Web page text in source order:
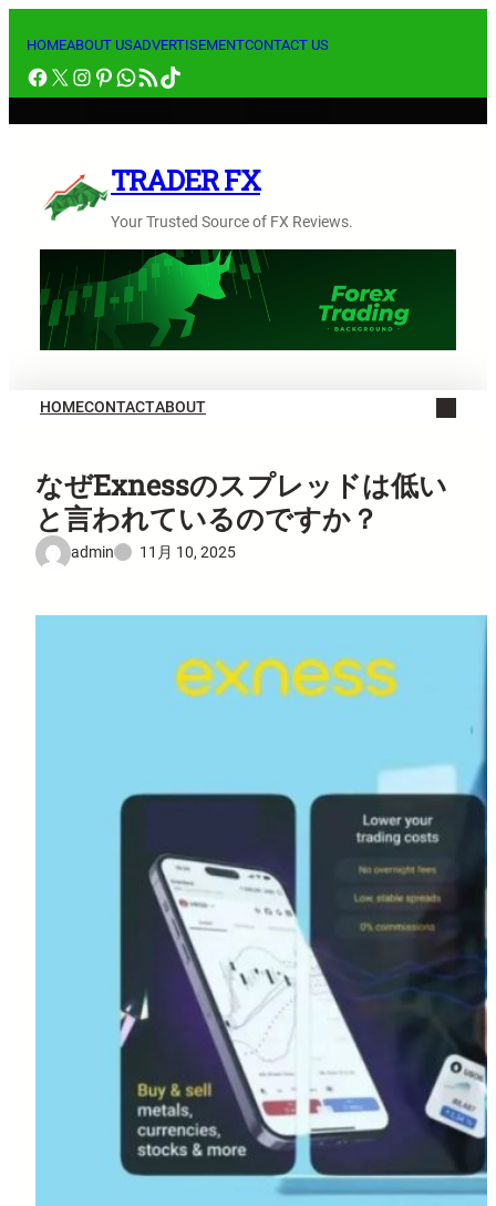
ス
キ
HOMEABOUT USADVERTISEMENTCONTACT US
Facebook
X Instagram
Pinterest
WhatsApp
RSS フィードTikTok
TRADER FX
Your Trusted Source of FX Reviews.
HOMECONTACTABOUT
なぜExnessのスプレッドは低い
と言われているのですか？
admin 11月 10, 2025